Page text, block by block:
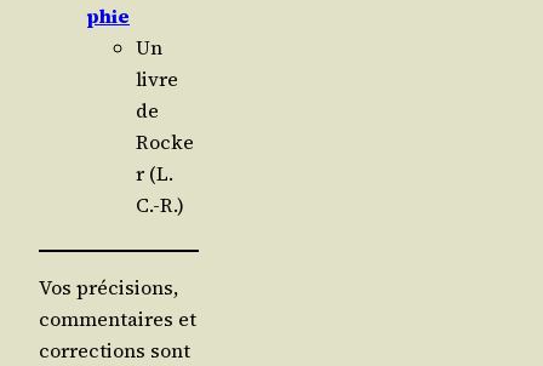
phie
Un
livre
de
Rocke
r (L.
C.-R.)
Vos précisions,
commentaires et
corrections sont